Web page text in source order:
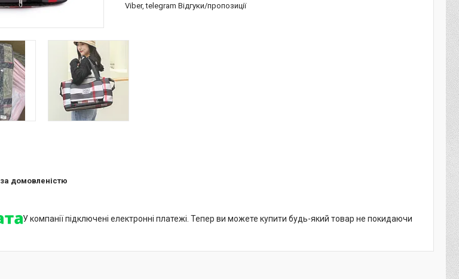
Viber, telegram Відгуки/пропозиції
за домовленістю
У компанії підключені електронні платежі. Тепер ви можете купити будь-який товар не покидаючи